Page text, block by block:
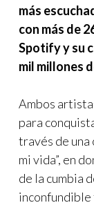
más
con más de
Spotify y su
mil millones
Ambos
para
través de una
mi vida”, en
de la cumbia
inconfundible